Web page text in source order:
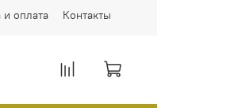
и оплата Контакты